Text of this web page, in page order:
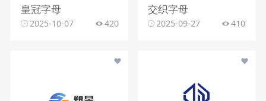
皇冠字母
2025-10-07 420
交织字母
2025-09-27 410